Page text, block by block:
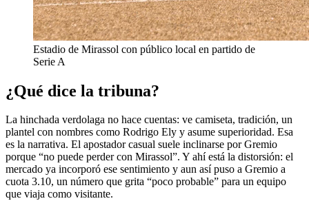
Estadio de Mirassol con público local en partido de
Serie A
¿Qué dice la tribuna?
La hinchada verdolaga no hace cuentas: ve camiseta, tradición, un
plantel con nombres como Rodrigo Ely y asume superioridad. Esa
es la narrativa. El apostador casual suele inclinarse por Gremio
porque “no puede perder con Mirassol”. Y ahí está la distorsión: el
mercado ya incorporó ese sentimiento y aun así puso a Gremio a
cuota 3.10, un número que grita “poco probable” para un equipo
que viaja como visitante.